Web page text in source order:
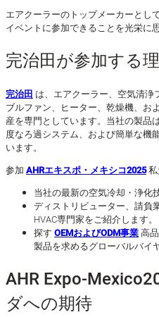
エアクーラーのトップメーカーとし
イベントに参加できることを光栄に思
完治田が参加する
完治田 は、エアクーラー、空気清浄
ブルファン、ヒーター、乾燥機、お
産を専門としています。当社の製品
度なろ過システム、および簡単な機
います。
参加 AHRエキスポ・メキシコ2025私
当社の最新の空気冷却・浄化
ディストリビューター、請負
HVAC専門家をご紹介します。
探す OEMおよびODM事業高
製品を求めるグローバルバイ
AHR Expo-
ダへの期待